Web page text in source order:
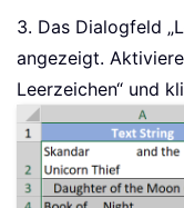
3. Das Dialogfeld
angezeigt.
Leerzeichen“ und